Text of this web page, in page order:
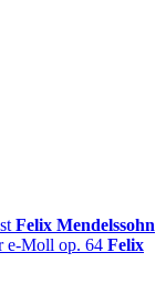
Felix Mendelssohn
e-Moll op. 64 Felix